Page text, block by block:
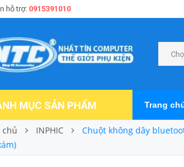
hỗ trợ: 0915391010
MỤC SẢN PHẨM Trang
chủ INPHIC
Chuột không dây